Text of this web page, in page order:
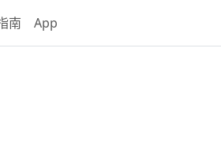
南 App